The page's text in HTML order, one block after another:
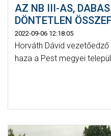
AZ NB III-AS,
DÖNTETLEN
2022-09-06 12:18:05
Horváth Dávid
haza a Pest megyei